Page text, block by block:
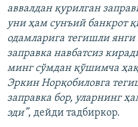
аввалдан қурилган
уни ҳам сунъий банкрот
одамларига тегишли янги
заправка навбатсиз
минг сўмдан қўшимча
Эркин Норқобиловга
заправка бор, уларнинг
эди”, дейди тадбиркор.